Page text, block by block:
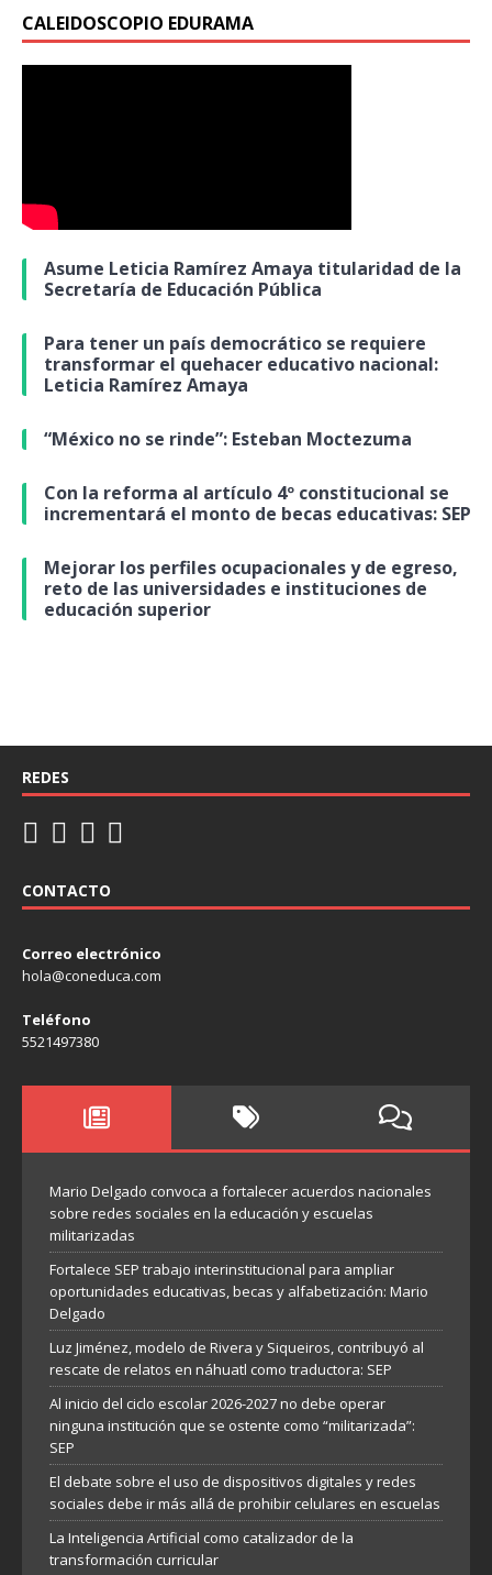
CALEIDOSCOPIO EDURAMA
Asume Leticia Ramírez Amaya titularidad de la
Secretaría de Educación Pública
Para tener un país democrático se requiere
transformar el quehacer educativo nacional:
Leticia Ramírez Amaya
“México no se rinde”: Esteban Moctezuma
Con la reforma al artículo 4º constitucional se
incrementará el monto de becas educativas: SEP
Mejorar los perfiles ocupacionales y de egreso,
reto de las universidades e instituciones de
educación superior
REDES
CONTACTO
Correo electrónico
hola@coneduca.com
Teléfono
5521497380
Mario Delgado convoca a fortalecer acuerdos nacionales
sobre redes sociales en la educación y escuelas
militarizadas
Fortalece SEP trabajo interinstitucional para ampliar
oportunidades educativas, becas y alfabetización: Mario
Delgado
Luz Jiménez, modelo de Rivera y Siqueiros, contribuyó al
rescate de relatos en náhuatl como traductora: SEP
Al inicio del ciclo escolar 2026-2027 no debe operar
ninguna institución que se ostente como “militarizada”:
SEP
El debate sobre el uso de dispositivos digitales y redes
sociales debe ir más allá de prohibir celulares en escuelas
La Inteligencia Artificial como catalizador de la
transformación curricular